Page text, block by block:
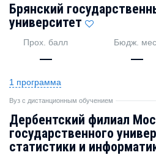
Брянский
университет
Прох. балл
—
Бюдж.
—
1 программа
Вуз с дистанционным обучением
Дербентский филиал
государственного
статистики и